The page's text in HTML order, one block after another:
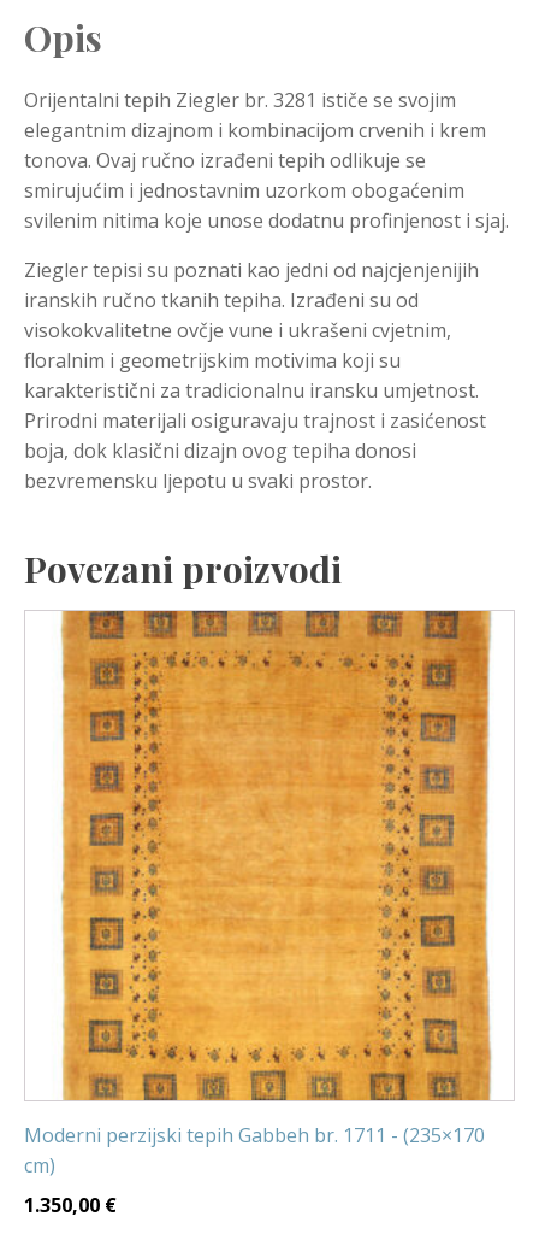
Opis
Orijentalni tepih Ziegler br. 3281 ističe se svojim
elegantnim dizajnom i kombinacijom crvenih i krem
tonova. Ovaj ručno izrađeni tepih odlikuje se
smirujućim i jednostavnim uzorkom obogaćenim
svilenim nitima koje unose dodatnu profinjenost i sjaj.
Ziegler tepisi su poznati kao jedni od najcjenjenijih
iranskih ručno tkanih tepiha. Izrađeni su od
visokokvalitetne ovčje vune i ukrašeni cvjetnim,
floralnim i geometrijskim motivima koji su
karakteristični za tradicionalnu iransku umjetnost.
Prirodni materijali osiguravaju trajnost i zasićenost
boja, dok klasični dizajn ovog tepiha donosi
bezvremensku ljepotu u svaki prostor.
Povezani proizvodi
Moderni perzijski tepih Gabbeh br. 1711 - (235×170
cm)
1.350,00 €